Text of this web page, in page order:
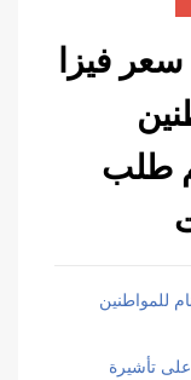
فيزا
طلب
للمواطنين
للحصول على تأشيرة